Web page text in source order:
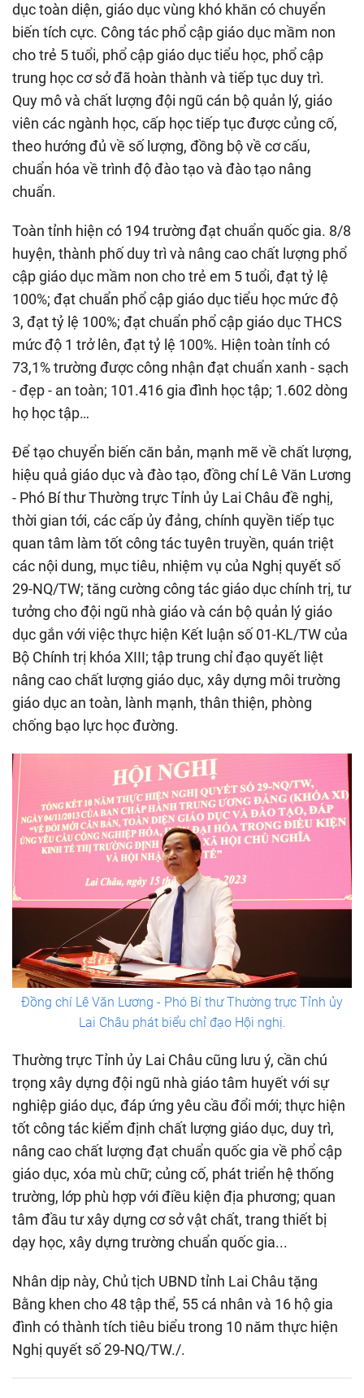
dục toàn diện, giáo dục vùng khó khăn có chuyển
biến tích cực. Công tác phổ cập giáo dục mầm non
cho trẻ 5 tuổi, phổ cập giáo dục tiểu học, phổ cập
trung học cơ sở đã hoàn thành và tiếp tục duy trì.
Quy mô và chất lượng đội ngũ cán bộ quản lý, giáo
viên các ngành học, cấp học tiếp tục được củng cố,
theo hướng đủ về số lượng, đồng bộ về cơ cấu,
chuẩn hóa về trình độ đào tạo và đào tạo nâng
chuẩn.
Toàn tỉnh hiện có 194 trường đạt chuẩn quốc gia. 8/8
huyện, thành phố duy trì và nâng cao chất lượng phổ
cập giáo dục mầm non cho trẻ em 5 tuổi, đạt tỷ lệ
100%; đạt chuẩn phổ cập giáo dục tiểu học mức độ
3, đạt tỷ lệ 100%; đạt chuẩn phổ cập giáo dục THCS
mức độ 1 trở lên, đạt tỷ lệ 100%. Hiện toàn tỉnh có
73,1% trường được công nhận đạt chuẩn xanh - sạch
- đẹp - an toàn; 101.416 gia đình học tập; 1.602 dòng
họ học tập…
Để tạo chuyển biến căn bản, mạnh mẽ về chất lượng,
hiệu quả giáo dục và đào tạo, đồng chí Lê Văn Lương
- Phó Bí thư Thường trực Tỉnh ủy Lai Châu đề nghị,
thời gian tới, các cấp ủy đảng, chính quyền tiếp tục
quan tâm làm tốt công tác tuyên truyền, quán triệt
các nội dung, mục tiêu, nhiệm vụ của Nghị quyết số
29-NQ/TW; tăng cường công tác giáo dục chính trị, tư
tưởng cho đội ngũ nhà giáo và cán bộ quản lý giáo
dục gắn với việc thực hiện Kết luận số 01-KL/TW của
Bộ Chính trị khóa XIII; tập trung chỉ đạo quyết liệt
nâng cao chất lượng giáo dục, xây dựng môi trường
giáo dục an toàn, lành mạnh, thân thiện, phòng
chống bạo lực học đường.
Đồng chí Lê Văn Lương - Phó Bí thư Thường trực Tỉnh ủy
Lai Châu phát biểu chỉ đạo Hội nghị.
Thường trực Tỉnh ủy Lai Châu cũng lưu ý, cần chú
trọng xây dựng đội ngũ nhà giáo tâm huyết với sự
nghiệp giáo dục, đáp ứng yêu cầu đổi mới; thực hiện
tốt công tác kiểm định chất lượng giáo dục, duy trì,
nâng cao chất lượng đạt chuẩn quốc gia về phổ cập
giáo dục, xóa mù chữ; củng cố, phát triển hệ thống
trường, lớp phù hợp với điều kiện địa phương; quan
tâm đầu tư xây dựng cơ sở vật chất, trang thiết bị
dạy học, xây dựng trường chuẩn quốc gia...
Nhân dịp này, Chủ tịch UBND tỉnh Lai Châu tặng
Bằng khen cho 48 tập thể, 55 cá nhân và 16 hộ gia
đình có thành tích tiêu biểu trong 10 năm thực hiện
Nghị quyết số 29-NQ/TW./.